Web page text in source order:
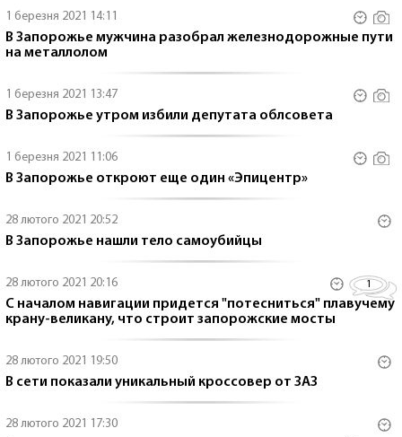
1 березня 2021 14:11
В Запорожье мужчина разобрал железнодорожные пути
на металлолом
1 березня 2021 13:47
В Запорожье утром избили депутата облсовета
1 березня 2021 11:06
В Запорожье откроют еще один «Эпицентр»
28 лютого 2021 20:52
В Запорожье нашли тело самоубийцы
28 лютого 2021 20:16 1
С началом навигации придется "потесниться" плавучему
крану-великану, что строит запорожские мосты
28 лютого 2021 19:50
В сети показали уникальный кроссовер от ЗАЗ
28 лютого 2021 17:30